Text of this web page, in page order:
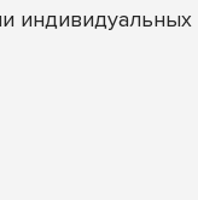
индивидуальных